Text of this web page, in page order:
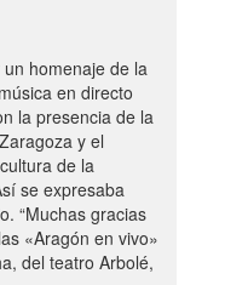
homenaje de la
en directo
la presencia de la
y el
de la
se expresaba
“Muchas gracias
«Aragón en vivo»
del teatro Arbolé,